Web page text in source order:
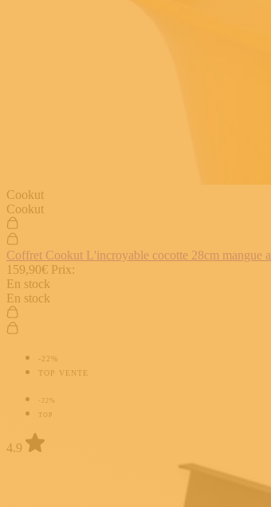
Cookut
Cookut
Coffret Cookut L'incroyable cocotte 28cm mangue
159,90€ Prix:
En stock
En stock
-22%
TOP VENTE
-22%
TOP
4.9